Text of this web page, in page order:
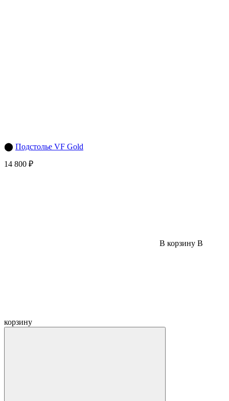
⬤ Подстолье VF Gold
14 800 ₽
В корзину В
корзину